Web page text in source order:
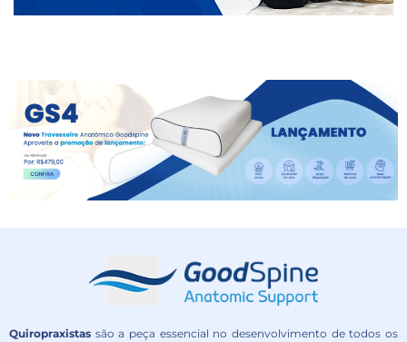
Quiropraxistas são a peça essencial no desenvolvimento de todos os